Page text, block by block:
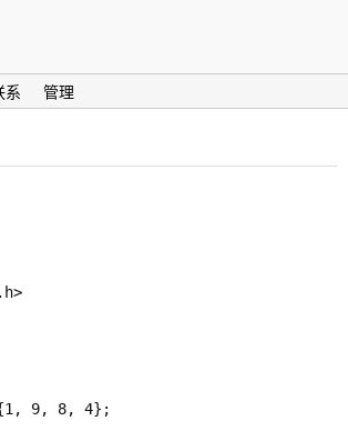
系 管理
= {1, 9, 8, 4};